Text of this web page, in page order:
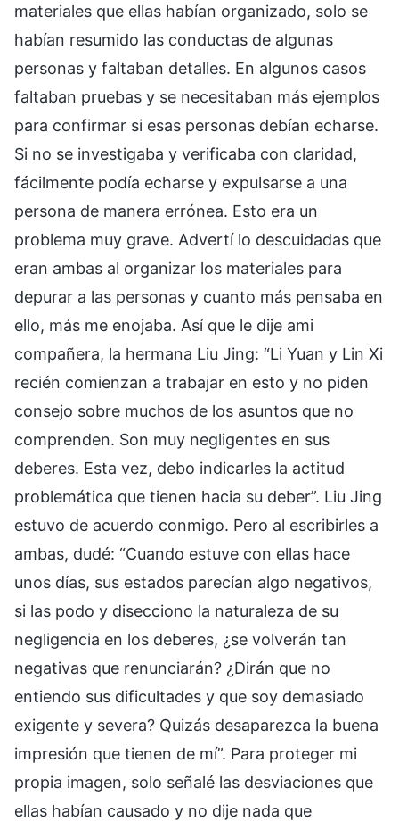
materiales que ellas habían organizado, solo se
habían resumido las conductas de algunas
personas y faltaban detalles. En algunos casos
faltaban pruebas y se necesitaban más ejemplos
para confirmar si esas personas debían echarse.
Si no se investigaba y verificaba con claridad,
fácilmente podía echarse y expulsarse a una
persona de manera errónea. Esto era un
problema muy grave. Advertí lo descuidadas que
eran ambas al organizar los materiales para
depurar a las personas y cuanto más pensaba en
ello, más me enojaba. Así que le dije ami
compañera, la hermana Liu Jing: “Li Yuan y Lin Xi
recién comienzan a trabajar en esto y no piden
consejo sobre muchos de los asuntos que no
comprenden. Son muy negligentes en sus
deberes. Esta vez, debo indicarles la actitud
problemática que tienen hacia su deber”. Liu Jing
estuvo de acuerdo conmigo. Pero al escribirles a
ambas, dudé: “Cuando estuve con ellas hace
unos días, sus estados parecían algo negativos,
si las podo y disecciono la naturaleza de su
negligencia en los deberes, ¿se volverán tan
negativas que renunciarán? ¿Dirán que no
entiendo sus dificultades y que soy demasiado
exigente y severa? Quizás desaparezca la buena
impresión que tienen de mí”. Para proteger mi
propia imagen, solo señalé las desviaciones que
ellas habían causado y no dije nada que